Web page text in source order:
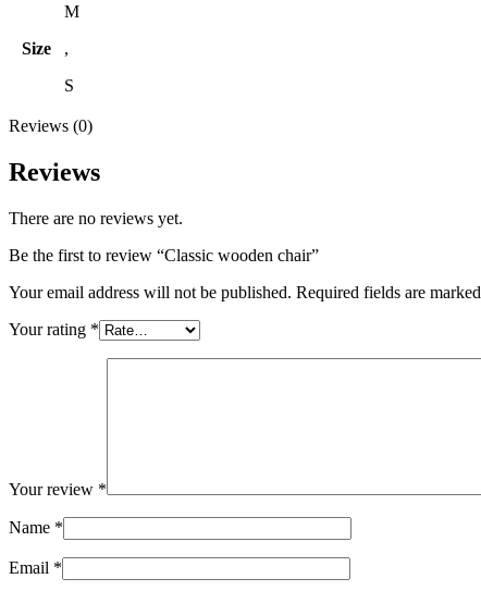
Size
M
,
S
Reviews (0)
Reviews
There are no reviews yet.
Be the first to review “Classic wooden chair”
Your email address will not be published. Required fields are marked
Your rating *
Your review *
Name *
Email *